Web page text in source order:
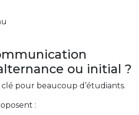
ou initial ?
clé pour beaucoup d’étudiants.
: